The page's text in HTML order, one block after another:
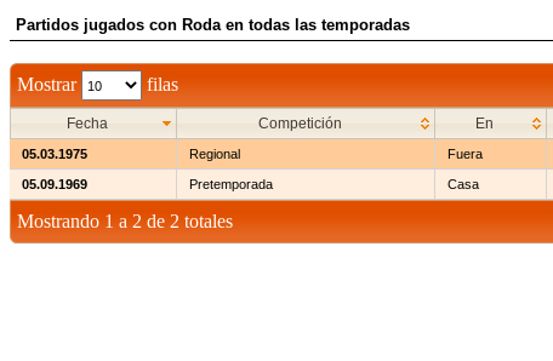
Partidos jugados con Roda en todas las temporadas
Mostrar filas
Fecha Competición En
05.03.1975 Regional Fuera
05.09.1969 Pretemporada Casa
Mostrando 1 a 2 de 2 totales